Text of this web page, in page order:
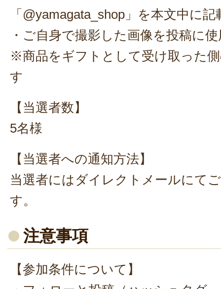
「@yamagata_shop」を本文中に
・ご自身で撮影した画像を投稿に
※商品をギフトとして受け取った
す
【当選者数】
5名様
【当選者への通知方法】
当選者にはダイレクトメールにて
す。
注意事項
【参加条件について】